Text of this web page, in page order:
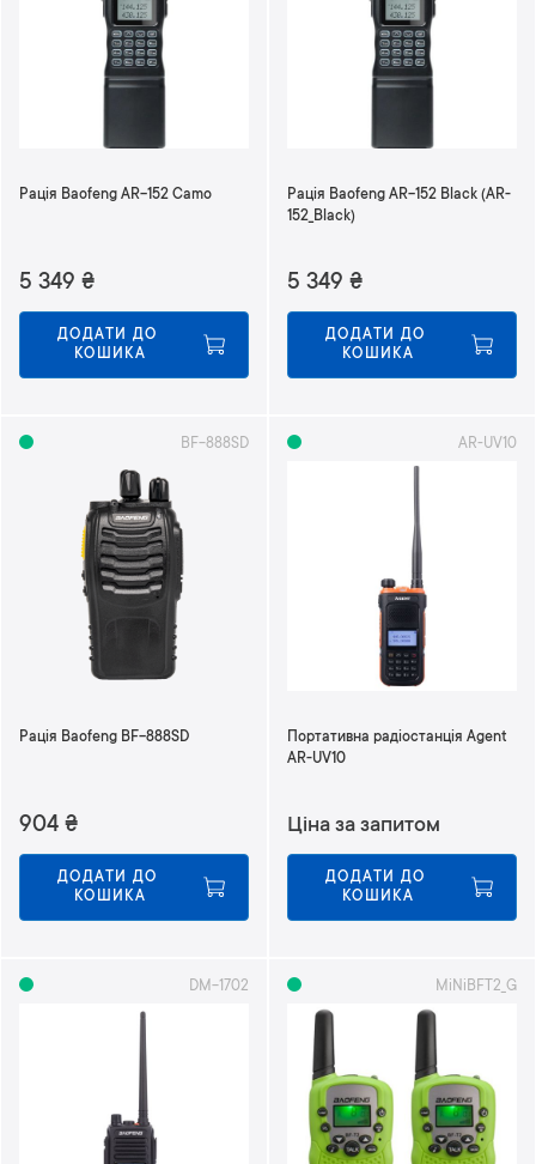
т
и
у
п
д
е
н
ш
е
Рація Baofeng AR-152 Camo
5 349 ₴
ДОДАТИ ДО
КОШИКА
Рація Baofeng AR-152 Black (AR-
152_Black)
5 349 ₴
ДОДАТИ ДО
КОШИКА
BF-888SD
Рація Baofeng BF-888SD
904 ₴
ДОДАТИ ДО
КОШИКА
AR-UV10
Портативна радіостанція Agent
AR-UV10
Ціна за запитом
ДОДАТИ ДО
КОШИКА
DM-1702 MiNiBFT2_G